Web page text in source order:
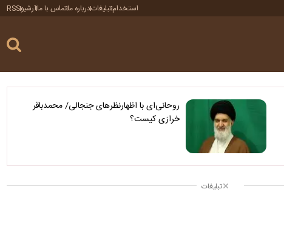
استخدامتبلیغاتدرباره ماتماس با ماآرشیوRSS
روحانی‌ای با اظهارنظرهای جنجالی/ محمدباقر
خرازی کیست؟
تبلیغات